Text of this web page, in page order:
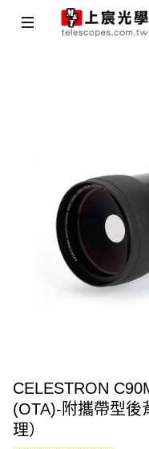
CELESTRON
(OTA)-附攜帶型後
理）